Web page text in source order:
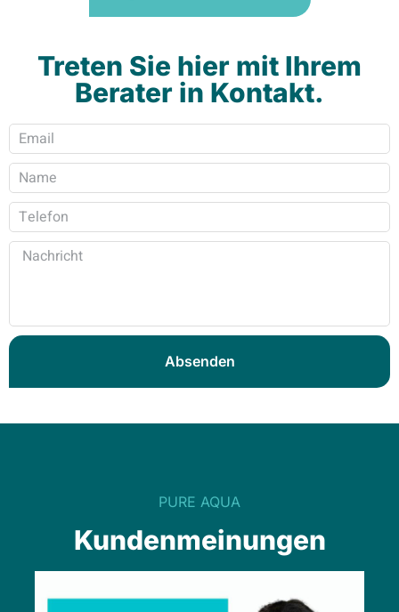
Treten Sie hier mit Ihrem
Berater in Kontakt.
Absenden
PURE AQUA
Kundenmeinungen